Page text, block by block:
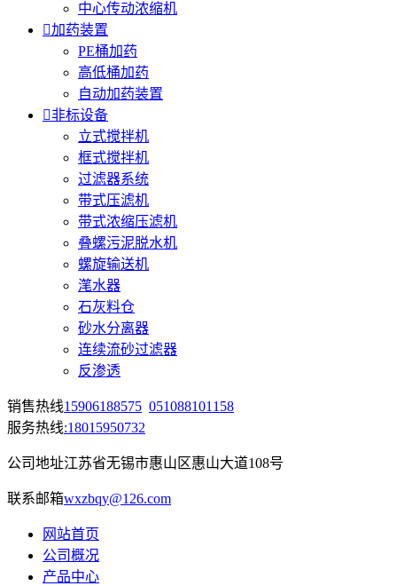
中心传动浓缩机
加药装置
PE桶加药
高低桶加药
自动加药装置
非标设备
立式搅拌机
框式搅拌机
过滤器系统
带式压滤机
带式浓缩压滤机
叠螺污泥脱水机
螺旋输送机
滗水器
石灰料仓
砂水分离器
连续流砂过滤器
反渗透
销售热线15906188575 051088101158
服务热线:18015950732
公司地址江苏省无锡市惠山区惠山大道108号
联系邮箱wxzbqy@126.com
网站首页
公司概况
产品中心